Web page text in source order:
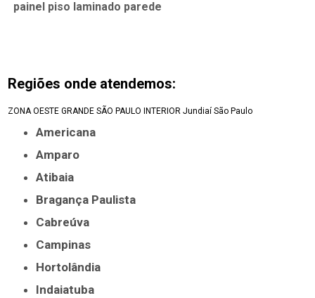
painel piso laminado parede
Regiões onde atendemos:
ZONA OESTE GRANDE SÃO PAULO INTERIOR Jundiaí São Paulo
Americana
Amparo
Atibaia
Bragança Paulista
Cabreúva
Campinas
Hortolândia
Indaiatuba